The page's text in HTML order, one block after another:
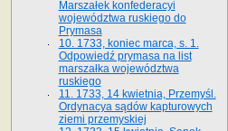
Marszałek konfederacyi
województwa ruskiego do
Prymasa
10. 1733, koniec marca, s. 1.
Odpowiedź prymasa na list
marszałka województwa
ruskiego
11. 1733, 14 kwietnia, Przemyśl.
Ordynacya sądów kapturowych
ziemi przemyskiej